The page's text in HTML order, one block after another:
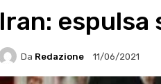
Iran: espulsa
Da Redazione 11/06/2021